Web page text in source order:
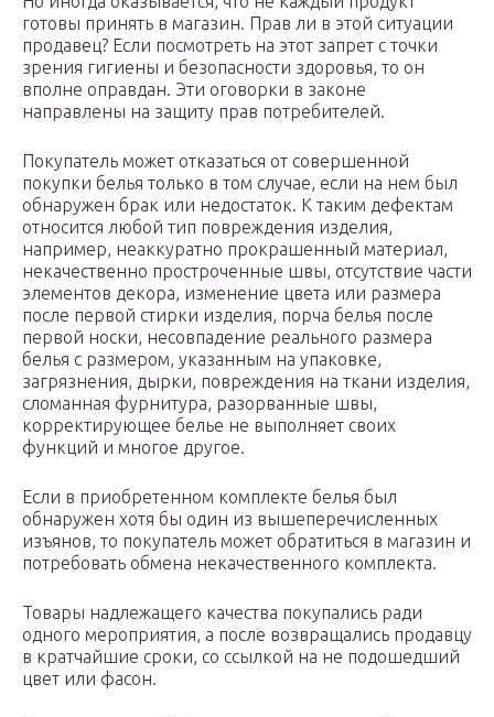
готовы принять в магазин. Прав ли в этой ситуации
продавец? Если посмотреть на этот запрет с точки
зрения гигиены и безопасности здоровья, то он
вполне оправдан. Эти оговорки в законе
направлены на защиту прав потребителей.
Покупатель может отказаться от совершенной
покупки белья только в том случае, если на нем был
обнаружен брак или недостаток. К таким дефектам
относится любой тип повреждения изделия,
например, неаккуратно прокрашенный материал,
некачественно простроченные швы, отсутствие части
элементов декора, изменение цвета или размера
после первой стирки изделия, порча белья после
первой носки, несовпадение реального размера
белья с размером, указанным на упаковке,
загрязнения, дырки, повреждения на ткани изделия,
сломанная фурнитура, разорванные швы,
корректирующее белье не выполняет своих
функций и многое другое.
Если в приобретенном комплекте белья был
обнаружен хотя бы один из вышеперечисленных
изъянов, то покупатель может обратиться в магазин и
потребовать обмена некачественного комплекта.
Товары надлежащего качества покупались ради
одного мероприятия, а после возвращались продавцу
в кратчайшие сроки, со ссылкой на не подошедший
цвет или фасон.